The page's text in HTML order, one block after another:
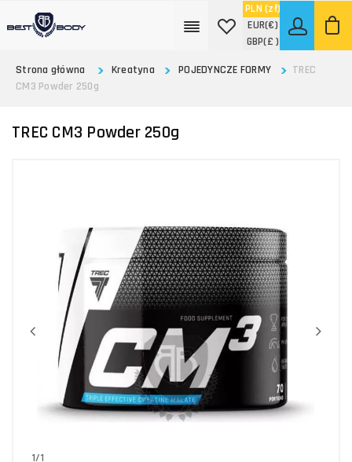
PLN (zł)
EUR(€)
GBP(£ )
Strona główna
Kreatyna POJEDYNCZE FORMY
TREC
CM3 Powder 250g
TREC CM3 Powder 250g
1/1